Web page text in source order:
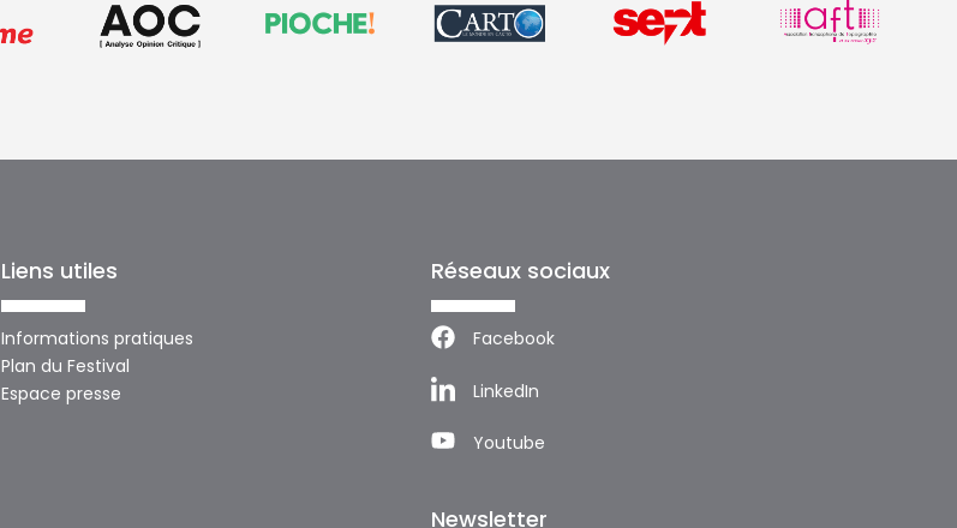
Liens utiles
Informations pratiques
Plan du Festival
Espace presse
Réseaux sociaux
Facebook
LinkedIn
Youtube
Newsletter